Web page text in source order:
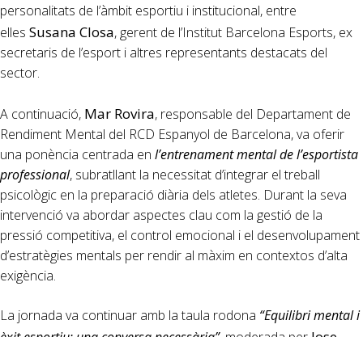
personalitats de l’àmbit esportiu i institucional, entre
elles Susana Closa, gerent de l’Institut Barcelona Esports, ex
secretaris de l’esport i altres representants destacats del
sector.
A continuació, Mar Rovira, responsable del Departament de
Rendiment Mental del RCD Espanyol de Barcelona, va oferir
una ponència centrada en l’entrenament mental de l’esportista
professional, subratllant la necessitat d’integrar el treball
psicològic en la preparació diària dels atletes. Durant la seva
intervenció va abordar aspectes clau com la gestió de la
pressió competitiva, el control emocional i el desenvolupament
d’estratègies mentals per rendir al màxim en contextos d’alta
exigència.
La jornada va continuar amb la taula rodona “Equilibri mental i